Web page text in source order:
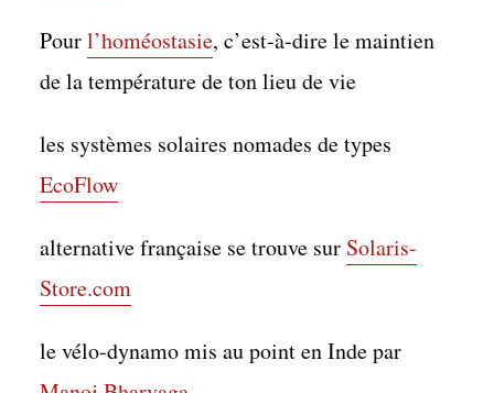
Sources épilogue –
Pourl’homéostasie, c’est-à-dire le maintien
de la température de ton lieu de vie
les systèmes solaires nomades de types
EcoFlow
alternative française se trouve sur Solaris-
Store.com
le vélo-dynamo mis au point en Inde par